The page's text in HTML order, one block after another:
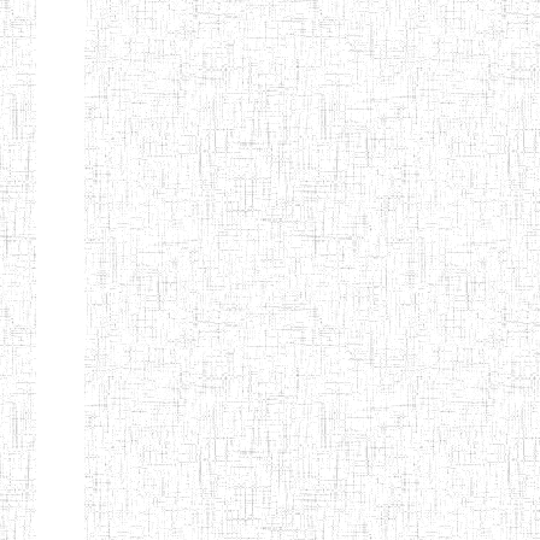
Etablissements
d'enseignement
secondaire
technique
et
professionnel
ESTP
Etablissements